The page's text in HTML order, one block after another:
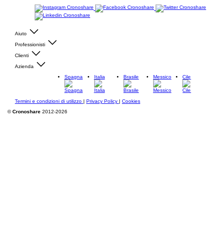
Aiuto
Professionisti
Clienti
Azienda
Spagna
Italia Brasile Messico Cile
Termini e condizioni di utilizzo | Privacy Policy | Cookies
©Cronoshare 2012-2026